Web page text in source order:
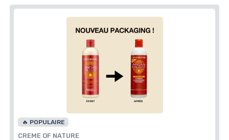
🔥 POPULAIRE
CREME OF NATURE